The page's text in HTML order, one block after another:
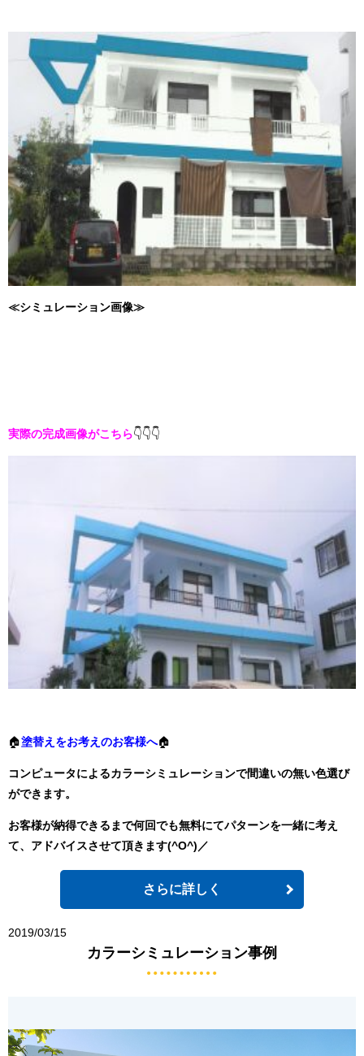
≪シミュレーション画像≫
実際の完成画像がこちら👇👇👇
🏠塗替えをお考えのお客様へ🏠
コンピュータによるカラーシミュレーションで間違いの無い色選び
ができます。
お客様が納得できるまで何回でも無料にてパターンを一緒に考え
て、アドバイスさせて頂きます(^O^)／
さらに詳しく
2019/03/15
カラーシミュレーション事例